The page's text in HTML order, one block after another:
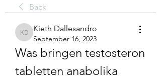
Back
Kieth Dallesandro
Kieth Dallesandro
September 16, 2023
Was bringen testosteron
tabletten anabolika